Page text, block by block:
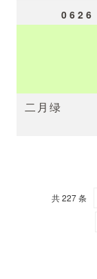
0626
二月绿
共 227 条